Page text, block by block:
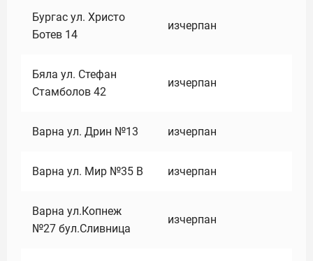
Бургас ул. Христо
Ботев 14
изчерпан
Бяла ул. Стефан
Стамболов 42
изчерпан
Варна ул. Дрин №13 изчерпан
Варна ул. Мир №35 В изчерпан
Варна ул.Копнеж
№27 бул.Сливница
изчерпан